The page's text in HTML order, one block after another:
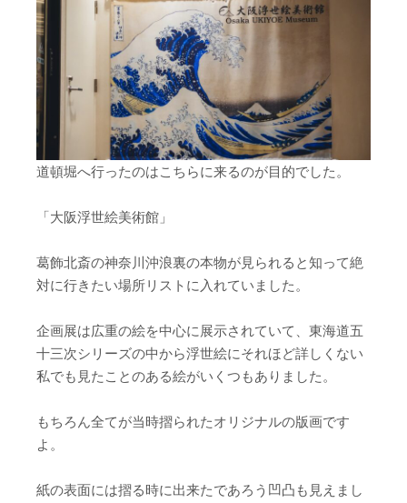
道頓堀へ行ったのはこちらに来るのが目的でした。
「大阪浮世絵美術館」
葛飾北斎の神奈川沖浪裏の本物が見られると知って絶
対に行きたい場所リストに入れていました。
企画展は広重の絵を中心に展示されていて、東海道五
十三次シリーズの中から浮世絵にそれほど詳しくない
私でも見たことのある絵がいくつもありました。
もちろん全てが当時摺られたオリジナルの版画です
よ。
紙の表面には摺る時に出来たであろう凹凸も見えまし